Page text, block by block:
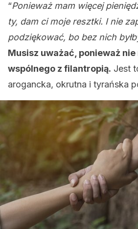
“Ponieważ mam więcej
ty, dam ci moje resztki. I nie
podziękować, bo bez nich
Musisz uważać, ponieważ nie
wspólnego z filantropią. Jest
arogancka, okrutna i tyrańska